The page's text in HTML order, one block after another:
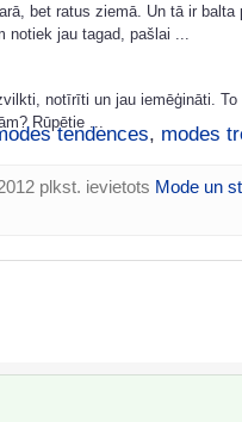
bet ratus ziemā. Un tā ir balta
notiek jau tagad, pašlai ...
notīrīti un jau iemēģināti. To
Rūpētie ...
tendences, modes
plkst. ievietots Mode un